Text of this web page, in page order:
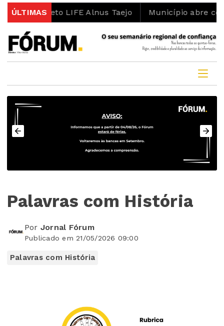
ÚLTIMAS
projeto LIFE Alnus Taejo Município abre
Palavras com História
Por Jornal Fórum
Publicado em 21/05/2026 09:00
Palavras com História